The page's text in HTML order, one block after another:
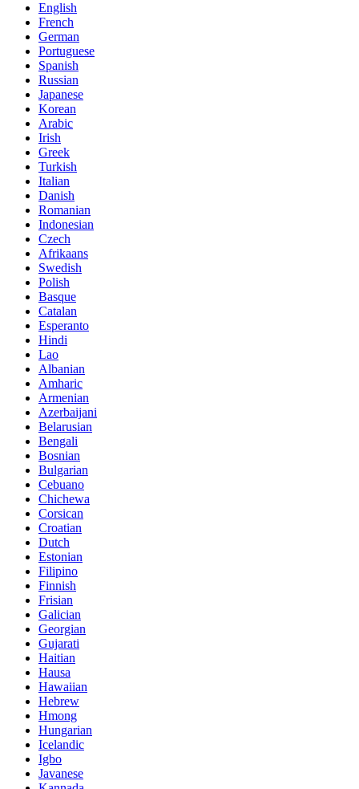
English
French
German
Portuguese
Spanish
Russian
Japanese
Korean
Arabic
Irish
Greek
Turkish
Italian
Danish
Romanian
Indonesian
Czech
Afrikaans
Swedish
Polish
Basque
Catalan
Esperanto
Hindi
Lao
Albanian
Amharic
Armenian
Azerbaijani
Belarusian
Bengali
Bosnian
Bulgarian
Cebuano
Chichewa
Corsican
Croatian
Dutch
Estonian
Filipino
Finnish
Frisian
Galician
Georgian
Gujarati
Haitian
Hausa
Hawaiian
Hebrew
Hmong
Hungarian
Icelandic
Igbo
Javanese